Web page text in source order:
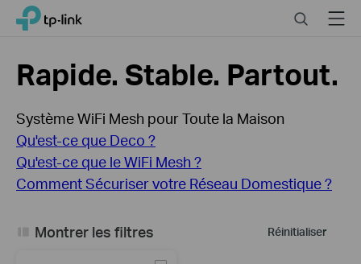
Click
navigation
TP-Link, Reliably Smart SearchMenu
Rapide. Stable. Partout.
Système WiFi Mesh pour Toute la Maison
Qu'est-ce que Deco ?
Qu'est-ce que le WiFi Mesh ?
Comment Sécuriser votre Réseau Domestique ?
Réinitialiser
Montrer les filtres